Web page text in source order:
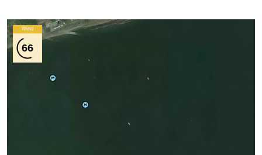
Wind
66